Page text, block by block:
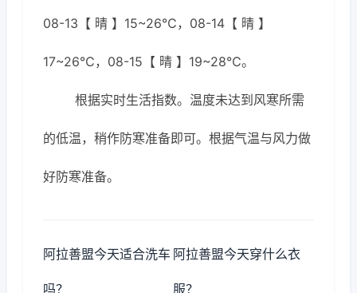
08-13【 晴 】15~26℃，08-14【 晴 】
17~26℃，08-15【 晴 】19~28℃。
根据实时生活指数。温度未达到风寒所需
的低温，稍作防寒准备即可。根据气温与风力做
好防寒准备。
阿拉善盟今天适合洗车
吗？
阿拉善盟今天穿什么衣
服？